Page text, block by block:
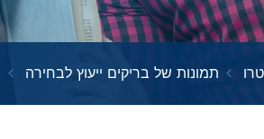
תמונות של בריקים ייעוץ לבחירה